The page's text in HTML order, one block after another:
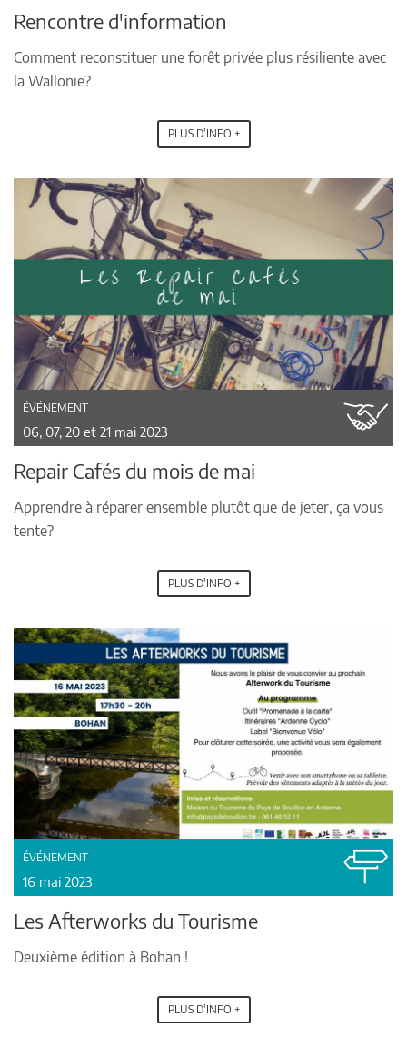
Rencontre d'information
Comment reconstituer une forêt privée plus résiliente avec
la Wallonie?
PLUS D'INFO +
ÉVÉNEMENT
06, 07, 20 et 21 mai 2023
Repair Cafés du mois de mai
Apprendre à réparer ensemble plutôt que de jeter, ça vous
tente?
PLUS D'INFO +
ÉVÉNEMENT
16 mai 2023
Les Afterworks du Tourisme
Deuxième édition à Bohan !
PLUS D'INFO +